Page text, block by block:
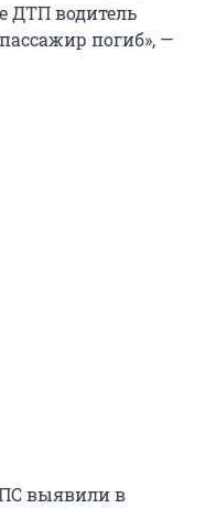
ДТП водитель
погиб», —
выявили в